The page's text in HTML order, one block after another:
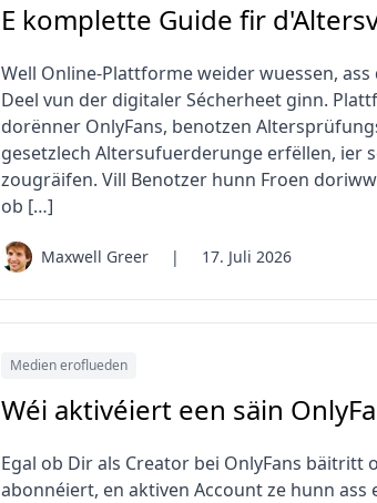
E komplette Guide fir
Well Online-Plattforme weider wuessen,
Deel vun der digitaler Sécherheet ginn.
dorënner OnlyFans, benotzen
gesetzlech Altersufuerderunge erfëllen, ier
zougräifen. Vill Benotzer hunn Froen
ob […]
Maxwell Greer | 17. Juli 2026
Medien eroflueden
Wéi aktivéiert een säin
Egal ob Dir als Creator bei OnlyFans bäitritt
abonnéiert, en aktiven Account ze hunn